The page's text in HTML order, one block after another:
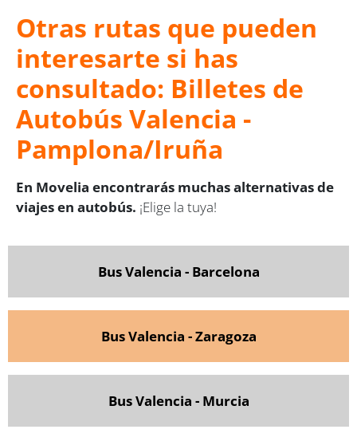
Otras rutas que pueden
interesarte si has
consultado: Billetes de
Autobús Valencia -
Pamplona/Iruña
En Movelia encontrarás muchas alternativas de
viajes en autobús. ¡Elige la tuya!
Bus Valencia - Barcelona
Bus Valencia - Zaragoza
Bus Valencia - Murcia